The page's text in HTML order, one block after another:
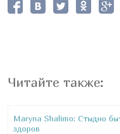
Читайте также:
Maryna Shalimo: Стыдно
здоров